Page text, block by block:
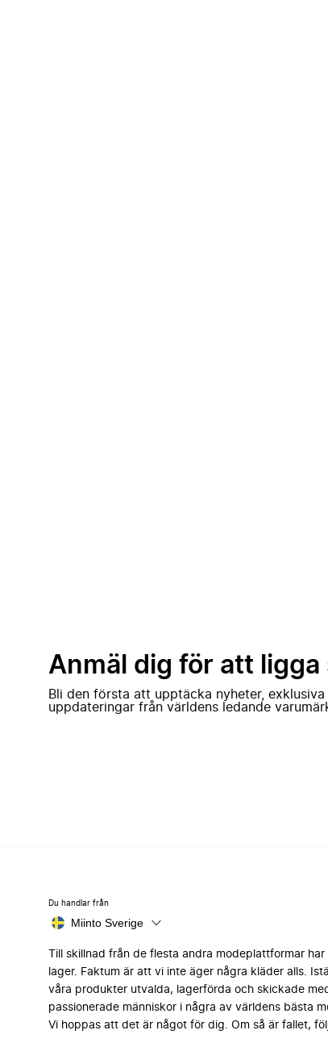
Anmäl dig för att
Bli den första att upptäcka nyheter,
uppdateringar från världens ledande
Du handlar från
Miinto Sverige
Till skillnad från de flesta andra modeplattformar
lager. Faktum är att vi inte äger några kläder alls.
våra produkter utvalda, lagerförda och skickade
passionerade människor i några av världens bästa
Vi hoppas att det är något för dig. Om så är fallet,